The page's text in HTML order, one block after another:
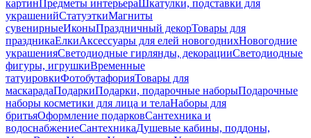
картинПредметы интерьераШкатулки, подставки для
украшенийСтатуэткиМагниты
сувенирныеИконыПраздничный декорТовары для
праздникаЕлкиАксессуары для елей новогоднихНовогодние
украшенияСветодиодные гирлянды, декорацииСветодиодные
фигуры, игрушкиВременные
татуировкиФотобутафорияТовары для
маскарадаПодаркиПодарки, подарочные наборыПодарочные
наборы косметики для лица и телаНаборы для
бритьяОформление подарковСантехника и
водоснабжениеСантехникаДушевые кабины, поддоны,